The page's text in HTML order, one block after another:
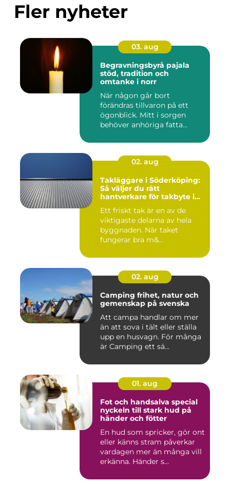
Fler nyheter
03. aug
Begravningsbyrå pajala
stöd, tradition och
omtanke i norr
När någon går bort
förändras tillvaron på ett
ögonblick. Mitt i sorgen
behöver anhöriga fatta
02. aug
Takläggare i Söderköping:
Så väljer du rätt
hantverkare för takbyte i
Ett friskt tak är en av de
viktigaste delarna av hela
byggnaden. När taket
fungerar bra m&...
02. aug
Camping frihet, natur och
gemenskap på svenska
Att campa handlar om mer
än att sova i tält eller ställa
upp en husvagn. För många
är Camping ett sä...
01. aug
Fot och handsalva special
nyckeln till stark hud på
händer och fötter
En hud som spricker, gör ont
eller känns stram påverkar
vardagen mer än många vill
erkänna. Händer s...